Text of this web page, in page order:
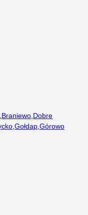
Braniewo Dobre
Gołdap Górowo